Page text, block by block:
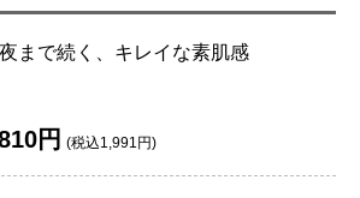
まで続く、キレイな素肌感
円 (税込1,991円)